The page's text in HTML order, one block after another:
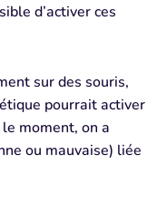
d’activer ces
sur des souris,
pourrait activer
moment, on a
ou mauvaise) liée